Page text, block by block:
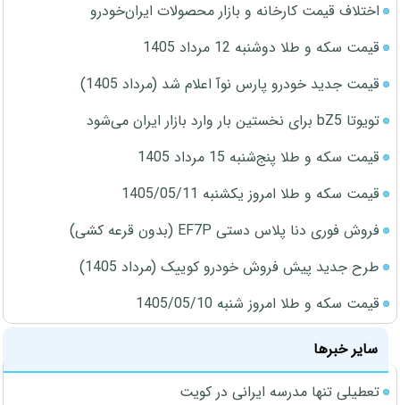
اختلاف قیمت کارخانه و بازار محصولات ایران‌خودرو
قیمت سکه و طلا دوشنبه 12 مرداد 1405
قیمت جدید خودرو پارس نوآ اعلام شد (مرداد 1405)
تویوتا bZ5 برای نخستین بار وارد بازار ایران می‌شود
قیمت سکه و طلا پنج‌شنبه 15 مرداد 1405
قیمت سکه و طلا امروز یکشنبه 1405/05/11
فروش فوری دنا پلاس دستی EF7P (بدون قرعه کشی)
طرح جدید پیش فروش خودرو کوییک (مرداد 1405)
قیمت سکه و طلا امروز شنبه 1405/05/10
سایر خبرها
تعطیلی تنها مدرسه ایرانی در کویت